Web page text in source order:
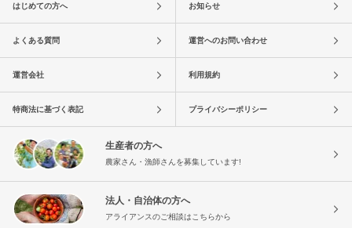
はじめての方へ お知らせ
よくある質問 運営へのお問い合わせ
運営会社 利用規約
特商法に基づく表記 プライバシーポリシー
生産者の方へ
農家さん・漁師さんを募集しています!
法人・自治体の方へ
アライアンスのご相談はこちらから